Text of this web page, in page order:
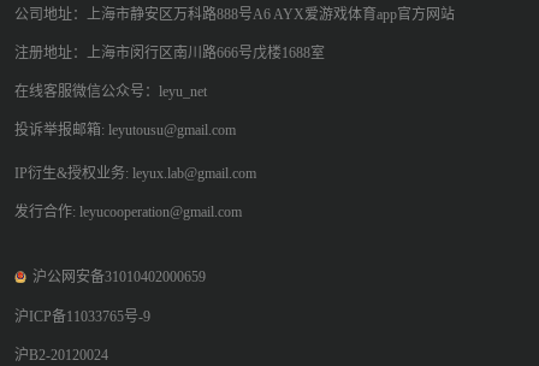
公司地址：上海市静安区万科路888号A6 AYX爱游戏体育app官方网站
注册地址：上海市闵行区南川路666号戊楼1688室
在线客服微信公众号：leyu_net
投诉举报邮箱: leyutousu@gmail.com
IP衍生&授权业务: leyux.lab@gmail.com
发行合作: leyucooperation@gmail.com
沪公网安备31010402000659
沪ICP备11033765号-9
沪B2-20120024